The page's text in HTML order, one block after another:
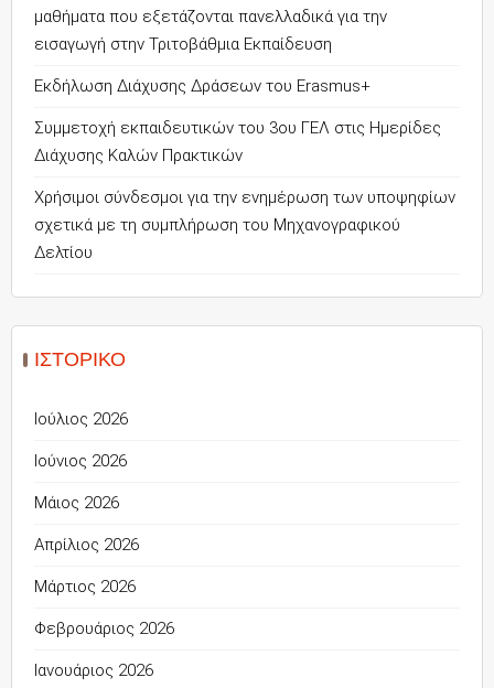
μαθήματα που εξετάζονται πανελλαδικά για την
εισαγωγή στην Τριτοβάθμια Εκπαίδευση
Εκδήλωση Διάχυσης Δράσεων του Erasmus+
Συμμετοχή εκπαιδευτικών του 3ου ΓΕΛ στις Ημερίδες
Διάχυσης Καλών Πρακτικών
Χρήσιμοι σύνδεσμοι για την ενημέρωση των υποψηφίων
σχετικά με τη συμπλήρωση του Μηχανογραφικού
Δελτίου
ΙΣΤΟΡΙΚΌ
Ιούλιος 2026
Ιούνιος 2026
Μάιος 2026
Απρίλιος 2026
Μάρτιος 2026
Φεβρουάριος 2026
Ιανουάριος 2026